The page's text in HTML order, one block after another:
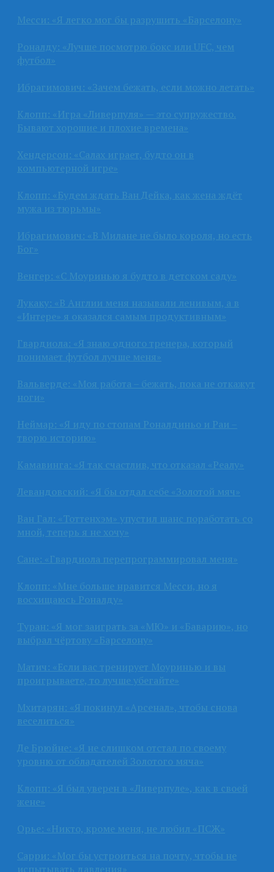
Месси: «Я легко мог бы разрушить «Барселону»
Роналду: «Лучше посмотрю бокс или UFC, чем
футбол»
Ибрагимович: «Зачем бежать, если можно летать»
Клопп: «Игра «Ливерпуля» — это супружество.
Бывают хорошие и плохие времена»
Хендерсон: «Салах играет, будто он в
компьютерной игре»
Клопп: «Будем ждать Ван Дейка, как жена ждёт
мужа из тюрьмы»
Ибрагимович: «В Милане не было короля, но есть
Бог»
Венгер: «С Моуринью я будто в детском саду»
Лукаку: «В Англии меня называли ленивым, а в
«Интере» я оказался самым продуктивным»
Гвардиола: «Я знаю одного тренера, который
понимает футбол лучше меня»
Вальверде: «Моя работа – бежать, пока не откажут
ноги»
Неймар: «Я иду по стопам Роналдиньо и Раи –
творю историю»
Камавинга: «Я так счастлив, что отказал «Реалу»
Левандовский: «Я бы отдал себе «Золотой мяч»
Ван Гал: «Тоттенхэм» упустил шанс поработать со
мной, теперь я не хочу»
Сане: «Гвардиола перепрограммировал меня»
Клопп: «Мне больше нравится Месси, но я
восхищаюсь Роналду»
Туран: «Я мог заиграть за «МЮ» и «Баварию», но
выбрал чёртову «Барселону»
Матич: «Если вас тренирует Моуринью и вы
проигрываете, то лучше убегайте»
Мхитарян: «Я покинул «Арсенал», чтобы снова
веселиться»
Де Брюйне: «Я не слишком отстал по своему
уровню от обладателей Золотого мяча»
Клопп: «Я был уверен в «Ливерпуле», как в своей
жене»
Орье: «Никто, кроме меня, не любил «ПСЖ»
Сарри: «Мог бы устроиться на почту, чтобы не
испытывать давления»